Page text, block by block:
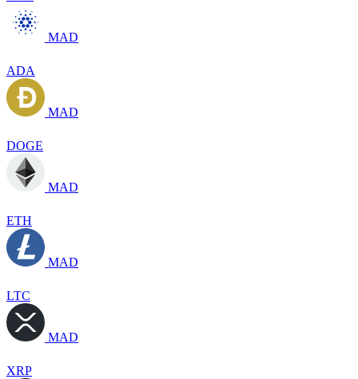
MAD
ADA
MAD
DOGE
MAD
ETH
MAD
LTC
MAD
XRP